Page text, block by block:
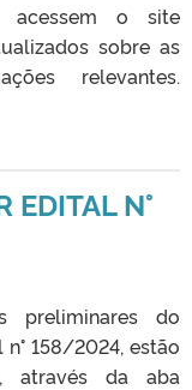
acessem o site
sobre as
relevantes.
EDITAL N°
preliminares do
158/2024, estão
através da aba